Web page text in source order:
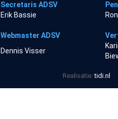
Secretaris ADSV
Erik Bassie
Webmaster ADSV
Dennis Visser
Realisatie:tidi.nl